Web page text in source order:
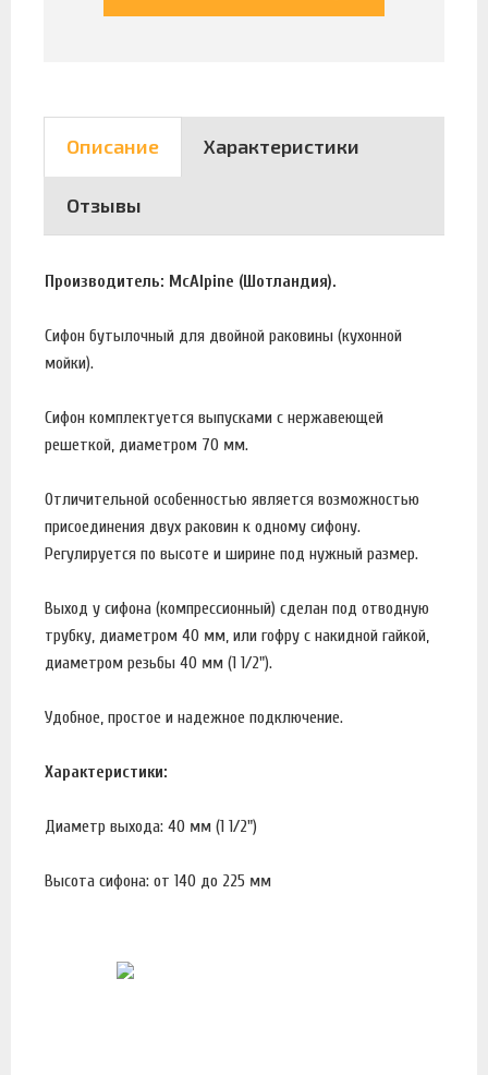
Описание Характеристики
Отзывы
Производитель: McAlpine (Шотландия).
Сифон бутылочный для двойной раковины (кухонной
мойки).
Сифон комплектуется выпусками с нержавеющей
решеткой, диаметром 70 мм.
Отличительной особенностью является возможностью
присоединения двух раковин к одному сифону.
Регулируется по высоте и ширине под нужный размер.
Выход у сифона (компрессионный) сделан под отводную
трубку, диаметром 40 мм, или гофру с накидной гайкой,
диаметром резьбы 40 мм (1 1/2").
Удобное, простое и надежное подключение.
Характеристики:
Диаметр выхода: 40 мм (1 1/2")
Высота сифона: от 140 до 225 мм